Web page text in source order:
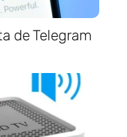
de Telegram